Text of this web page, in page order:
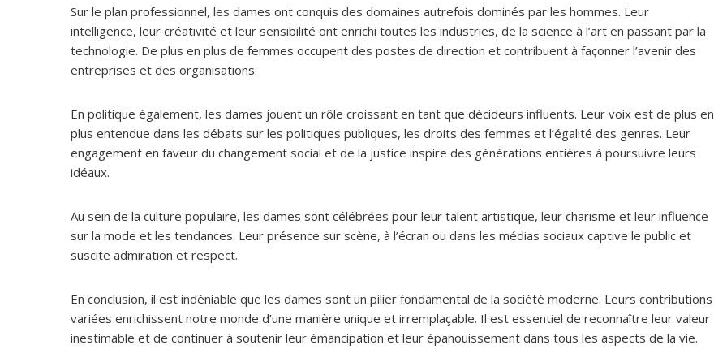
Sur le plan professionnel, les dames ont conquis des domaines autrefois dominés par les hommes. Leur
intelligence, leur créativité et leur sensibilité ont enrichi toutes les industries, de la science à l’art en passant par la
technologie. De plus en plus de femmes occupent des postes de direction et contribuent à façonner l’avenir des
entreprises et des organisations.
En politique également, les dames jouent un rôle croissant en tant que décideurs influents. Leur voix est de plus en
plus entendue dans les débats sur les politiques publiques, les droits des femmes et l’égalité des genres. Leur
engagement en faveur du changement social et de la justice inspire des générations entières à poursuivre leurs
idéaux.
Au sein de la culture populaire, les dames sont célébrées pour leur talent artistique, leur charisme et leur influence
sur la mode et les tendances. Leur présence sur scène, à l’écran ou dans les médias sociaux captive le public et
suscite admiration et respect.
En conclusion, il est indéniable que les dames sont un pilier fondamental de la société moderne. Leurs contributions
variées enrichissent notre monde d’une manière unique et irremplaçable. Il est essentiel de reconnaître leur valeur
inestimable et de continuer à soutenir leur émancipation et leur épanouissement dans tous les aspects de la vie.